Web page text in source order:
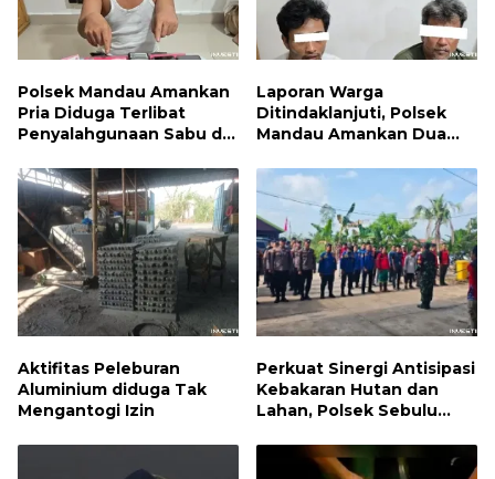
Polsek Mandau Amankan
Pria Diduga Terlibat
Penyalahgunaan Sabu di
Laporan Warga
Ditindaklanjuti, Polsek
Mandau Amankan Dua
Paket Sabu
Aktifitas Peleburan
Aluminium diduga Tak
Mengantogi Izin
Perkuat Sinergi Antisipasi
Kebakaran Hutan dan
Lahan, Polsek Sebulu
Kesiapsiagaan Karhutla